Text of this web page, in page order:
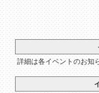
詳細は各イベントのお知